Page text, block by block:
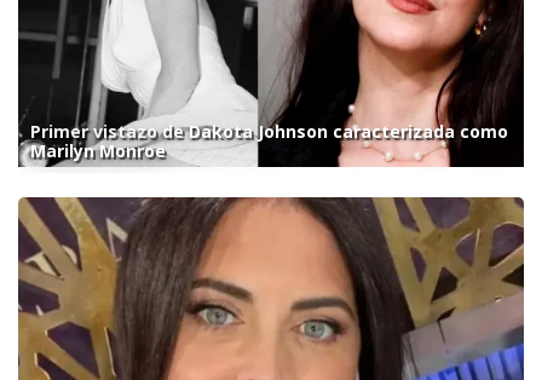
Primer vistazo de Dakota Johnson caracterizada como
Marilyn Monroe